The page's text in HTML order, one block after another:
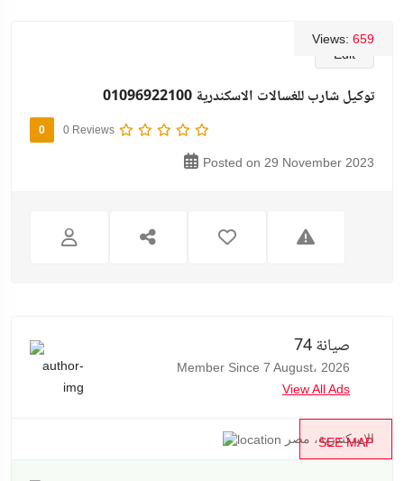
Edit
Views: 659
توكيل شارب للغسالات الاسكندرية 01096922100
0 0 Reviews
Posted on 29 November 2023
صيانة 74
Member Since 7 August، 2026
View All Ads
SEE MAP
الإسكندرية، مصر